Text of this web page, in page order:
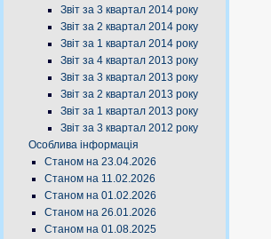
Звіт за 3 квартал 2014 року
Звіт за 2 квартал 2014 року
Звіт за 1 квартал 2014 року
Звіт за 4 квартал 2013 року
Звіт за 3 квартал 2013 року
Звіт за 2 квартал 2013 року
Звіт за 1 квартал 2013 року
Звіт за 3 квартал 2012 року
Особлива інформація
Станом на 23.04.2026
Станом на 11.02.2026
Станом на 01.02.2026
Станом на 26.01.2026
Станом на 01.08.2025